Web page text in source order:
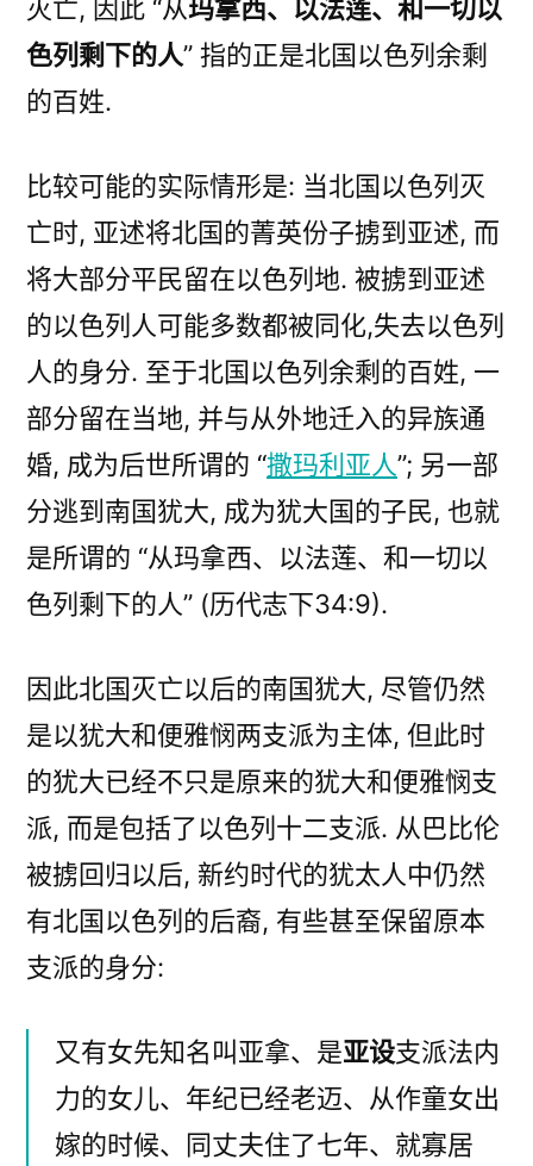
灭亡, 因此 “从玛拿西、以法莲、和一切以
色列剩下的人” 指的正是北国以色列余剩
的百姓.
比较可能的实际情形是: 当北国以色列灭
亡时, 亚述将北国的菁英份子掳到亚述, 而
将大部分平民留在以色列地. 被掳到亚述
的以色列人可能多数都被同化,失去以色列
人的身分. 至于北国以色列余剩的百姓, 一
部分留在当地, 并与从外地迁入的异族通
婚, 成为后世所谓的 “撒玛利亚人”; 另一部
分逃到南国犹大, 成为犹大国的子民, 也就
是所谓的 “从玛拿西、以法莲、和一切以
色列剩下的人” (历代志下34:9).
因此北国灭亡以后的南国犹大, 尽管仍然
是以犹大和便雅悯两支派为主体, 但此时
的犹大已经不只是原来的犹大和便雅悯支
派, 而是包括了以色列十二支派. 从巴比伦
被掳回归以后, 新约时代的犹太人中仍然
有北国以色列的后裔, 有些甚至保留原本
支派的身分:
又有女先知名叫亚拿、是亚设支派法内
力的女儿、年纪已经老迈、从作童女出
嫁的时候、同丈夫住了七年、就寡居